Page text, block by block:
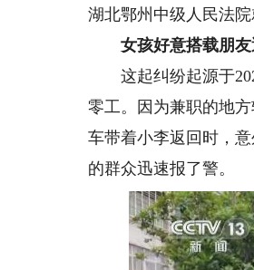
湖北鄂州中级人民法
女孩好意搭载朋友
这起纠纷起源于
零工。因为兼职的地
车带着小李返回时，
的群众迅速报了警。